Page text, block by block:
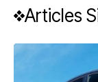
Articles